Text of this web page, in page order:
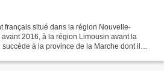
français situé dans la région Nouvelle-
2016, à la région Limousin avant la
à la province de la Marche dont il